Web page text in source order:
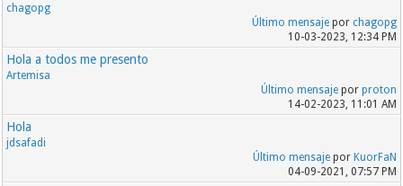
chagopg
Último mensajepor chagopg
10-03-2023, 12:34 PM
Hola a todos me presento
Artemisa
Último mensajepor proton
14-02-2023, 11:01 AM
Hola
jdsafadi
Último mensajepor KuorFaN
04-09-2021, 07:57 PM